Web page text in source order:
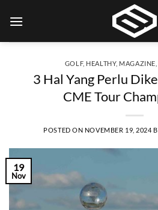
GOLF, HEALTHY, MAGAZINE
3 Hal Yang Perlu
CME Tour
POSTED ON NOVEMBER 19, 2024
19
Nov